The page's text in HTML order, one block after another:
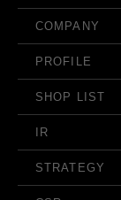
COMPANY
PROFILE
SHOP LIST
IR
STRATEGY